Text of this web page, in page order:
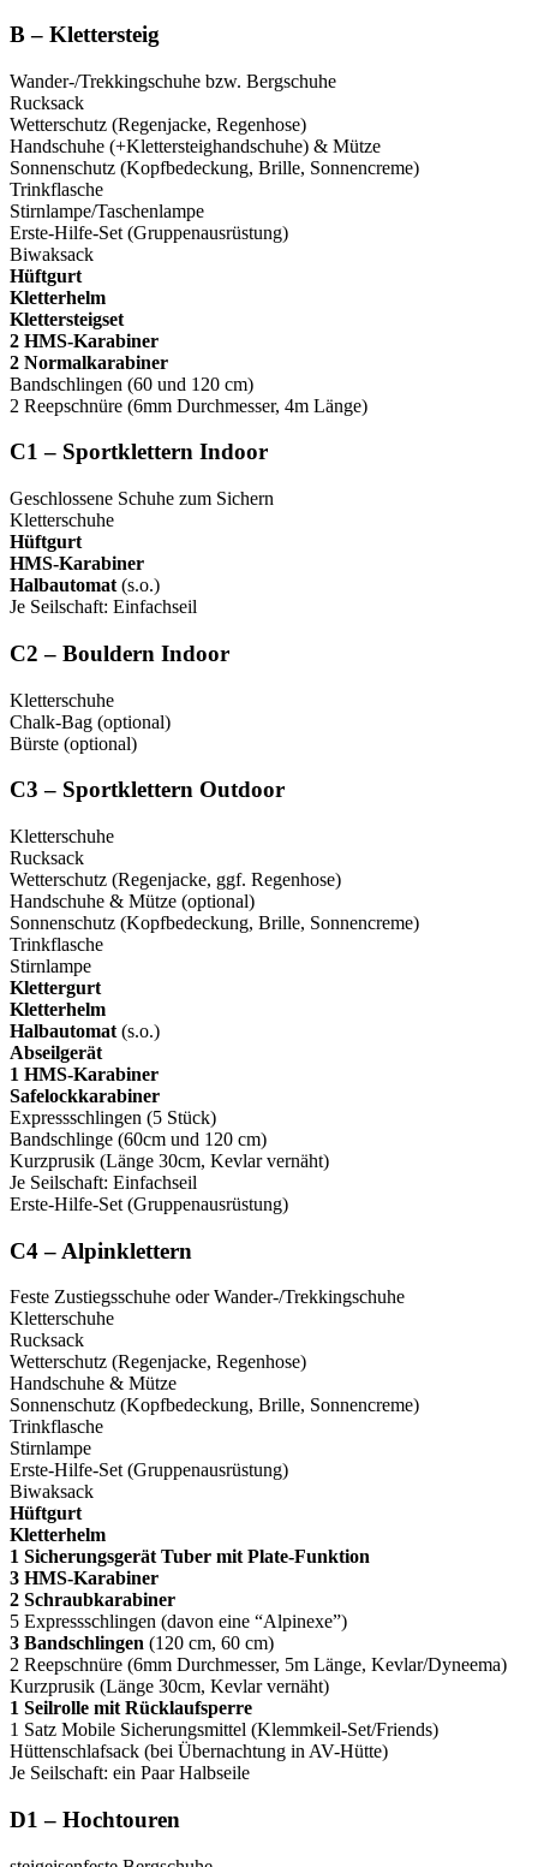
B – Klettersteig
Wander-/Trekkingschuhe bzw. Bergschuhe
Rucksack
Wetterschutz (Regenjacke, Regenhose)
Handschuhe (+Klettersteighandschuhe) & Mütze
Sonnenschutz (Kopfbedeckung, Brille, Sonnencreme)
Trinkflasche
Stirnlampe/Taschenlampe
Erste-Hilfe-Set (Gruppenausrüstung)
Biwaksack
Hüftgurt
Kletterhelm
Klettersteigset
2 HMS-Karabiner
2 Normalkarabiner
Bandschlingen (60 und 120 cm)
2 Reepschnüre (6mm Durchmesser, 4m Länge)
C1 – Sportklettern Indoor
Geschlossene Schuhe zum Sichern
Kletterschuhe
Hüftgurt
HMS-Karabiner
Halbautomat (s.o.)
Je Seilschaft: Einfachseil
C2 – Bouldern Indoor
Kletterschuhe
Chalk-Bag (optional)
Bürste (optional)
C3 – Sportklettern Outdoor
Kletterschuhe
Rucksack
Wetterschutz (Regenjacke, ggf. Regenhose)
Handschuhe & Mütze (optional)
Sonnenschutz (Kopfbedeckung, Brille, Sonnencreme)
Trinkflasche
Stirnlampe
Klettergurt
Kletterhelm
Halbautomat (s.o.)
Abseilgerät
1 HMS-Karabiner
Safelockkarabiner
Expressschlingen (5 Stück)
Bandschlinge (60cm und 120 cm)
Kurzprusik (Länge 30cm, Kevlar vernäht)
Je Seilschaft: Einfachseil
Erste-Hilfe-Set (Gruppenausrüstung)
C4 – Alpinklettern
Feste Zustiegsschuhe oder Wander-/Trekkingschuhe
Kletterschuhe
Rucksack
Wetterschutz (Regenjacke, Regenhose)
Handschuhe & Mütze
Sonnenschutz (Kopfbedeckung, Brille, Sonnencreme)
Trinkflasche
Stirnlampe
Erste-Hilfe-Set (Gruppenausrüstung)
Biwaksack
Hüftgurt
Kletterhelm
1 Sicherungsgerät Tuber mit Plate-Funktion
3 HMS-Karabiner
2 Schraubkarabiner
5 Expressschlingen (davon eine “Alpinexe”)
3 Bandschlingen (120 cm, 60 cm)
2 Reepschnüre (6mm Durchmesser, 5m Länge, Kevlar/Dyneema)
Kurzprusik (Länge 30cm, Kevlar vernäht)
1 Seilrolle mit Rücklaufsperre
1 Satz Mobile Sicherungsmittel (Klemmkeil-Set/Friends)
Hüttenschlafsack (bei Übernachtung in AV-Hütte)
Je Seilschaft: ein Paar Halbseile
D1 – Hochtouren